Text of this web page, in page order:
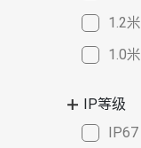
1.2米
1.0米
IP等级
IP67